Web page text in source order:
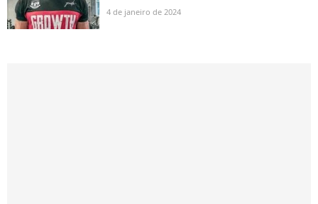
4 de janeiro de 2024